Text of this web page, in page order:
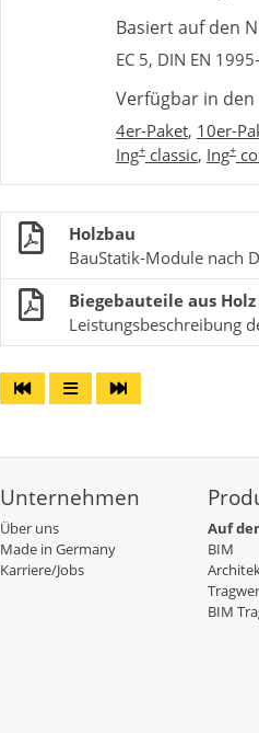
Basiert auf den
EC 5, DIN EN
Verfügbar in den
4er-Paket, 10er-
Ing+classic, Ing+
Holzbau
BauStatik-Module nach
Biegebauteile aus Holz
Leistungsbeschreibung
Unternehmen
Über uns
Made in Germany
Karriere/Jobs
Auf
BIM
BIM